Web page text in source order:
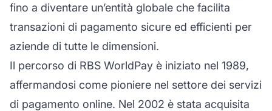
fino a diventare un’entità globale che facilita
transazioni di pagamento sicure ed efficienti per
aziende di tutte le dimensioni.
Il percorso di RBS WorldPay è iniziato nel 1989,
affermandosi come pioniere nel settore dei servizi
di pagamento online. Nel 2002 è stata acquisita